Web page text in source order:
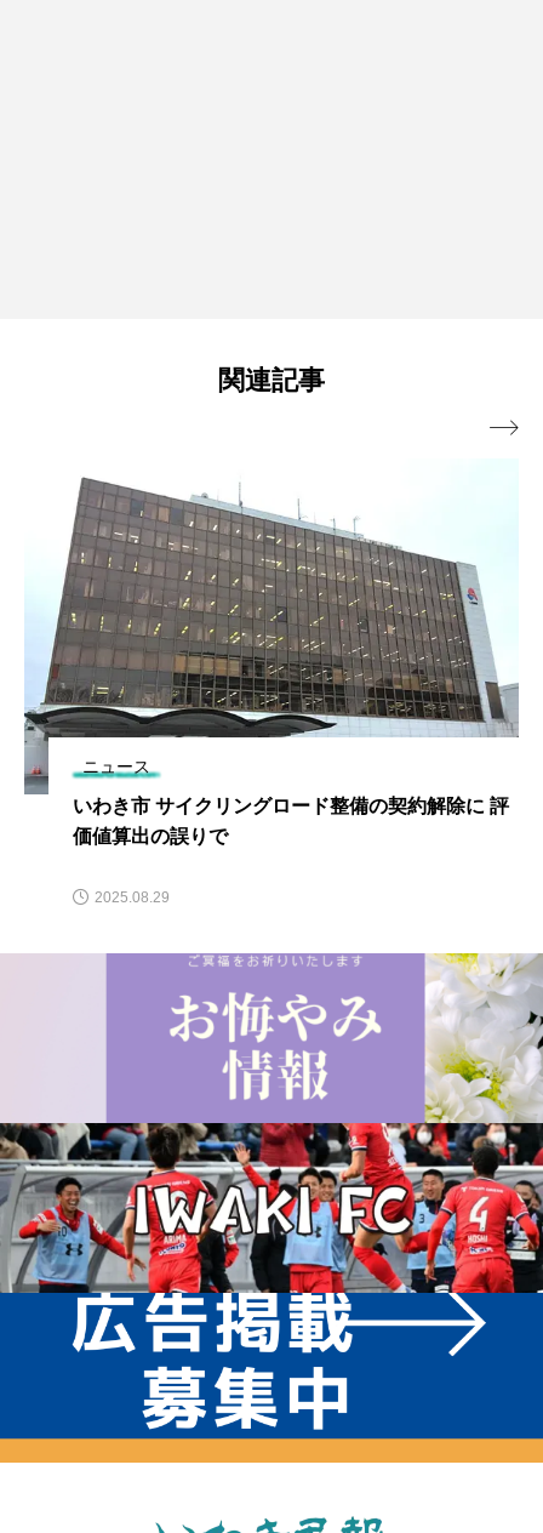
関連記事
ニュース
いわき市 サイクリングロード整備の契約解除に 評
価値算出の誤りで
2025.08.29
